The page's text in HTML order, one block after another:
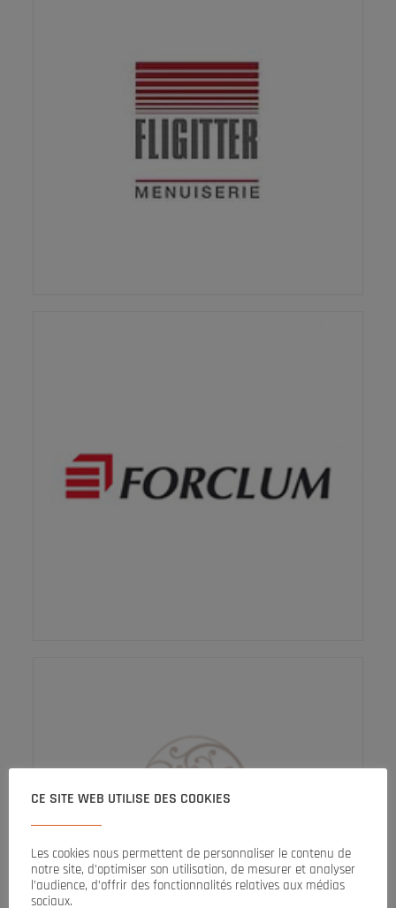
CE SITE WEB UTILISE DES COOKIES
Les cookies nous permettent de personnaliser le contenu de
notre site, d’optimiser son utilisation, de mesurer et analyser
l’audience, d’offrir des fonctionnalités relatives aux médias
sociaux.